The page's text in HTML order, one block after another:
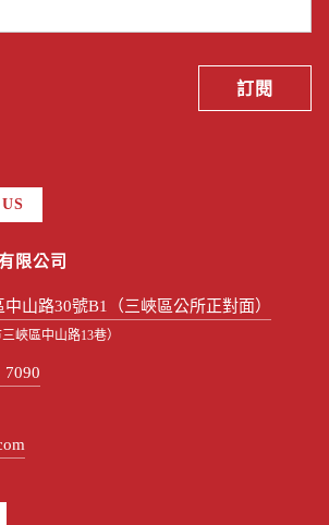
限公司
山路30號B1（三峽區公所正對面）
峽區中山路13巷）
7090